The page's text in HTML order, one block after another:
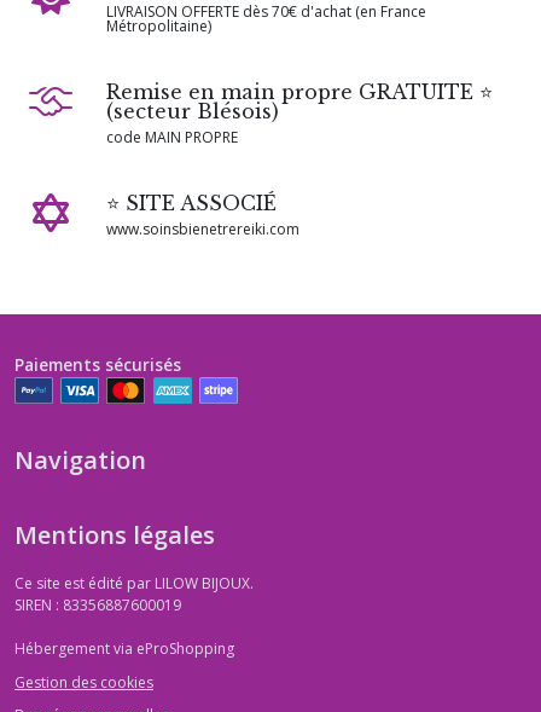
LIVRAISON OFFERTE dès 70€ d'achat (en France
Métropolitaine)
Remise en main propre GRATUITE ⭐
(secteur Blésois)
code MAIN PROPRE
⭐ SITE ASSOCIÉ
www.soinsbienetrereiki.com
Paiements sécurisés
Navigation
Mentions légales
Ce site est édité par LILOW BIJOUX.
SIREN : 83356887600019
Hébergement via eProShopping
Gestion des cookies